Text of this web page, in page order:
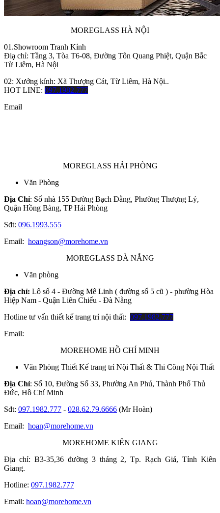
MOREGLASS HÀ NỘI
01.Showroom Tranh Kính
Điạ chỉ: Tầng 3, Tòa T6-08, Đường Tôn Quang Phiệt, Quận Bắc
Từ Liêm, Hà Nội
02: Xưởng kính: Xã Thượng Cát, Từ Liêm, Hà Nội..
HOT LINE: 097.1982.777
Email
MOREGLASS HẢI PHÒNG
Văn Phòng
Địa Chỉ: Số nhà 155 Đường Bạch Đằng, Phường Thượng Lý,
Quận Hồng Bàng, TP Hải Phòng
Sđt: 096.1993.555
Email: hoangson@morehome.vn
MOREGLASS ĐÀ NẴNG
Văn phòng
Địa chỉ: Lô số 4 - Đường Mê Linh ( đường số 5 cũ ) - phường Hòa
Hiệp Nam - Quận Liên Chiểu - Đà Nẵng
Hotline tư vấn thiết kế trang trí nội thất: 097.1982.777
Email:
MOREHOME HỒ CHÍ MINH
Văn Phòng Thiết Kế trang trí Nội Thất & Thi Công Nội Thất
Địa Chỉ: Số 10, Đường Số 33, Phường An Phú, Thành Phố Thủ
Đức, Hồ Chí Minh
Sđt: 097.1982.777 - 028.62.79.6666 (Mr Hoàn)
Email: hoan@morehome.vn
MOREHOME KIÊN GIANG
Địa chỉ: B3-35,36 đường 3 tháng 2, Tp. Rạch Giá, Tỉnh Kiên
Giang.
Hotline: 097.1982.777
Email: hoan@morehome.vn